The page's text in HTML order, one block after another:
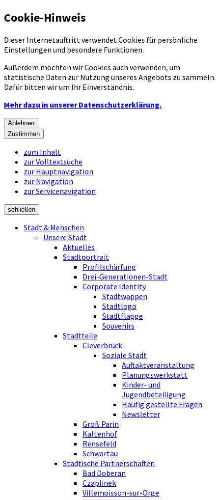
Cookie-Hinweis
Dieser Internetauftritt verwendet Cookies für persönliche
Einstellungen und besondere Funktionen.
Außerdem möchten wir Cookies auch verwenden, um
statistische Daten zur Nutzung unseres Angebots zu sammeln.
Dafür bitten wir um Ihr Einverständnis.
Mehr dazu in unserer Datenschutzerklärung.
Ablehnen
Zustimmen
zum Inhalt
zur Volltextsuche
zur Hauptnavigation
zur Navigation
zur Servicenavigation
schließen
Stadt & Menschen
Unsere Stadt
Aktuelles
Stadtportrait
Profilschärfung
Drei-Generationen-Stadt
Corporate Identity
Stadtwappen
Stadtlogo
Stadtflagge
Souvenirs
Stadtteile
Cleverbrück
Soziale Stadt
Auftaktveranstaltung
Planungswerkstatt
Kinder- und
Jugendbeteiligung
Häufig gestellte Fragen
Newsletter
Groß Parin
Kaltenhof
Rensefeld
Schwartau
Städtische Partnerschaften
Bad Doberan
Czaplinek
Villemoisson-sur-Orge